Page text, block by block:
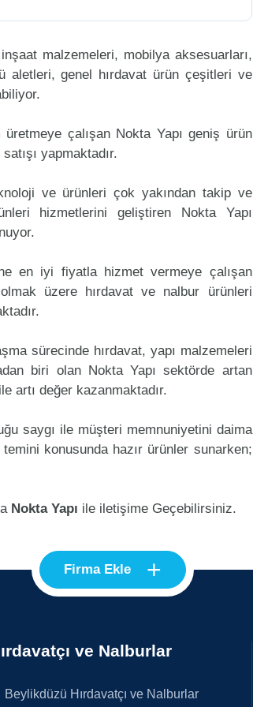
malzemeleri, mobilya aksesuarları,
aletleri, genel hırdavat ürün çeşitleri ve
üretmeye çalışan Nokta Yapı geniş ürün
yapmaktadır.
ve ürünleri çok yakından takip ve
hizmetlerini geliştiren Nokta Yapı
en iyi fiyatla hizmet vermeye çalışan
üzere hırdavat ve nalbur ürünleri
sürecinde hırdavat, yapı malzemeleri
biri olan Nokta Yapı sektörde artan
artı değer kazanmaktadır.
saygı ile müşteri memnuniyetini daima
konusunda hazır ürünler sunarken;
Nokta Yapı ile iletişime Geçebilirsiniz.
Firma Ekle +
ve Nalburlar
Beylikdüzü Hırdavatçı ve Nalburlar